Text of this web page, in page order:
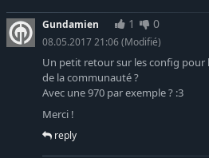
Gundamien 1 0
08.05.2017 21:06 (Modifié)
Un petit retour sur les config pour
de la communauté ?
Avec une 970 par exemple ? :3
Merci !
reply